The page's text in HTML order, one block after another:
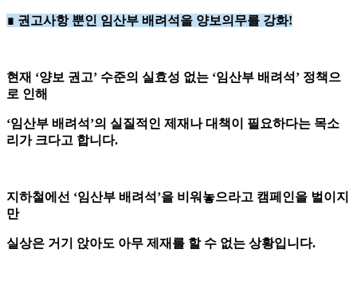
∎ 권고사항 뿐인 임산부 배려석을 양보의무를 강화!
현재 ‘양보 권고’ 수준의 실효성 없는 ‘임산부 배려석’ 정책으
로 인해
‘임산부 배려석’의 실질적인 제재나 대책이 필요하다는 목소
리가 크다고 합니다.
지하철에선 ‘임산부 배려석’을 비워놓으라고 캠페인을 벌이지
만
실상은 거기 앉아도 아무 제재를 할 수 없는 상황입니다.